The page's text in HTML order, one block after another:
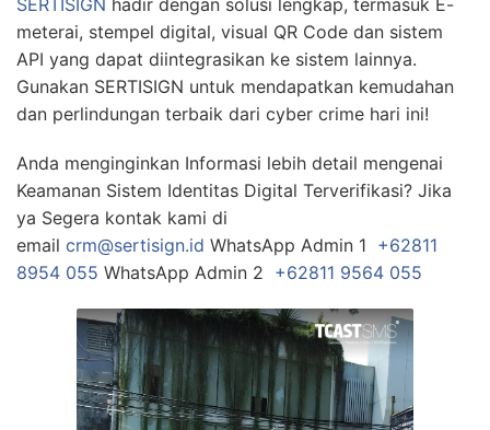
SERTISIGN hadir dengan solusi lengkap, termasuk E-
meterai, stempel digital, visual QR Code dan sistem
API yang dapat diintegrasikan ke sistem lainnya.
Gunakan SERTISIGN untuk mendapatkan kemudahan
dan perlindungan terbaik dari cyber crime hari ini!
Anda menginginkan Informasi lebih detail mengenai
Keamanan Sistem Identitas Digital Terverifikasi? Jika
ya Segera kontak kami di
email crm@sertisign.id WhatsApp Admin 1 +62811
8954 055 WhatsApp Admin 2 +62811 9564 055